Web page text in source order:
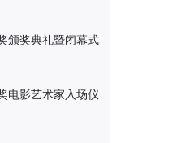
颁奖典礼暨闭幕式
电影艺术家入场仪